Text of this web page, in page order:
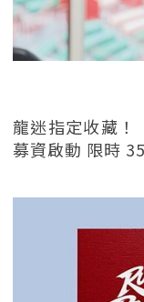
龍迷指定收藏
募資啟動 限時